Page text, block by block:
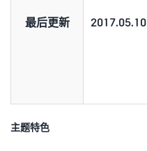
最后更新 2017.05.10
主题特色